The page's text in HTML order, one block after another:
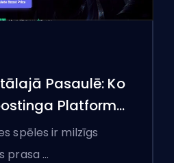
Pasaulē: Ko
Platformu
Spēlētājiem
Pakalpojumu
spēles ir milzīgs
prasa …